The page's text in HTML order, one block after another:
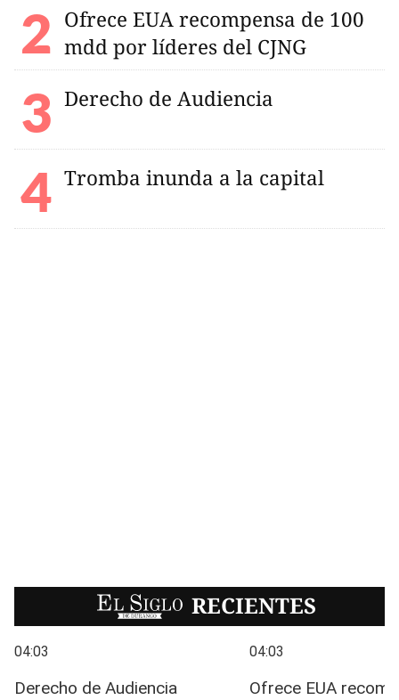
Ofrece EUA recompensa de 100
mdd por líderes del CJNG
Derecho de Audiencia
Tromba inunda a la capital
EL SIGLO RECIENTES